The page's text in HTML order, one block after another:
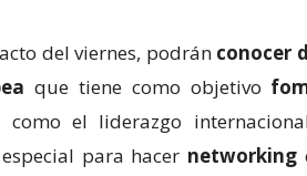
del viernes, podrán conocer
que tiene como objetivo
como el liderazgo
para hacer networking